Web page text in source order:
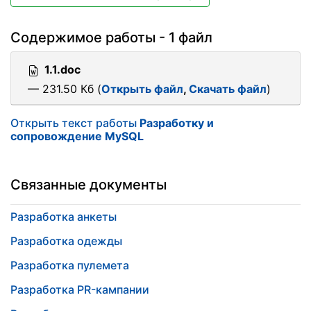
Содержимое работы - 1 файл
1.1.doc
— 231.50 Кб (Открыть файл, Скачать файл)
Открыть текст работы Разработку и
сопровождение MySQL
Связанные документы
Разработка анкеты
Разработка одежды
Разработка пулемета
Разработка PR-кампании